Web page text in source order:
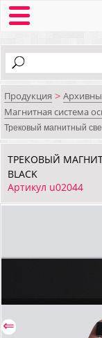
Продукция >
Магнитная система
Трековый магнитный
ТРЕКОВЫЙ
BLACK
Артикул u02044
⇐